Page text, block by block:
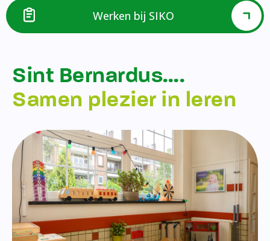
Werken bij SIKO
Sint Bernardus….
Samen plezier in leren